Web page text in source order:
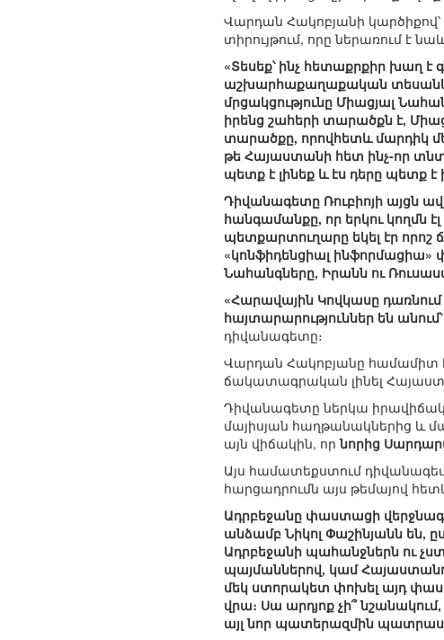
Վարդան Հակոբյանի
տիրույթում, որը ներառում է
«Տեսեք՝ ինչ հետաքրքիր խաղ
աշխարհաքաղաքական
մրցակցությունը Միացյալ
իրենց շահերի տարածքն է,
տարածքը, որովհետև մարդիկ
թե Հայաստանի հետ ինչ-որ
պետք է լինեք և էս դերը պետք
Դիվանագետը Ռուբիոյի այցն
հանգամանքը, որ երկու կողմն
պետքարտուղարը եկել էր
«կոնֆիդենցիալ ինֆորմացիա»
Նահանգները, Իրանն ու
«Հարավային Կովկասը
հայտարարություններ են
դիվանագետը։
Վարդան Հակոբյանը համամիտ
ճակատագրական լինել
Դիվանագետը ներկա
մայիսյան հաղթանակներից և
այն վիճակին, որնորից
Այս համատեքստում
հարցադրումն այս թեմայով
Ադրբեջանը փաստացի
անձամբ Նիկոլ Փաշինյանն են,
Ադրբեջանի պահանջներն ու
պայմաններով, կամ
մեկ ստորակետ փոխել այդ
վրա։ Սա արդյոք չի՞
այլ նոր պատերազմին պատրաստ